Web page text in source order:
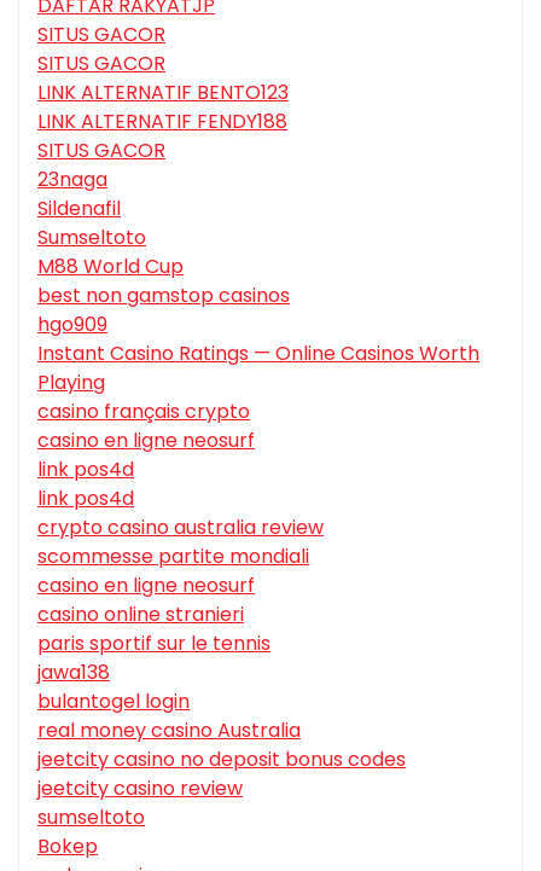
SITUS GACOR
SITUS GACOR
LINK ALTERNATIF BENTO123
LINK ALTERNATIF FENDY188
SITUS GACOR
23naga
Sildenafil
Sumseltoto
M88 World Cup
best non gamstop casinos
hgo909
Instant Casino Ratings — Online Casinos Worth
Playing
casino français crypto
casino en ligne neosurf
link pos4d
link pos4d
crypto casino australia review
scommesse partite mondiali
casino en ligne neosurf
casino online stranieri
paris sportif sur le tennis
jawa138
bulantogel login
real money casino Australia
jeetcity casino no deposit bonus codes
jeetcity casino review
sumseltoto
Bokep